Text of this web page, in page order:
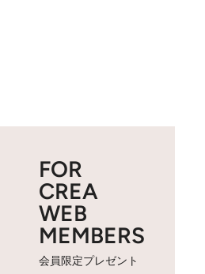
FOR
CREA
WEB
MEMBERS
会員限定プレゼント